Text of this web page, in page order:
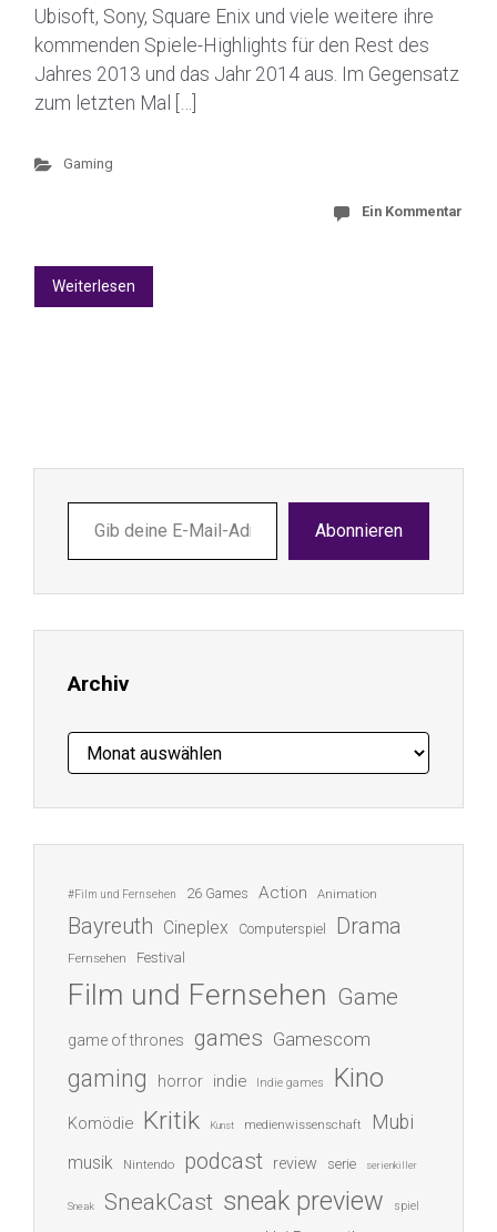
Ubisoft, Sony, Square Enix und viele weitere ihre
kommenden Spiele-Highlights für den Rest des
Jahres 2013 und das Jahr 2014 aus. Im Gegensatz
zum letzten Mal […]
Gaming
Ein Kommentar
Weiterlesen
deine
E-
ein ...
Abonnieren
Archiv
Archiv
#Film und Fernsehen 26 Games Action Animation
Bayreuth Cineplex Computerspiel Drama
Fernsehen Festival
Film und Fernsehen Game
game of thrones games Gamescom
gaming horror indie Indie games Kino
Komödie Kritik Kunst medienwissenschaft Mubi
musik Nintendo podcast review serie serienkiller
Sneak SneakCast sneak preview spiel